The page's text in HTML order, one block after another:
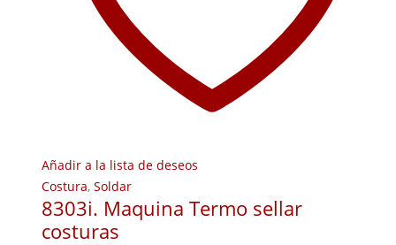
Añadir a la lista de deseos
Costura, Soldar
8303i. Maquina Termo sellar
costuras